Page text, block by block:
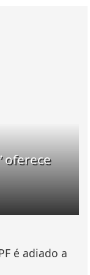
oferece
é adiado a